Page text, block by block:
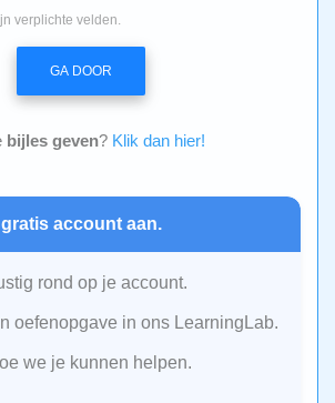
verplichte velden.
GA DOOR
bijles geven? Klik dan hier!
gratis account aan.
rond op je account.
oefenopgave in ons LearningLab.
we je kunnen helpen.